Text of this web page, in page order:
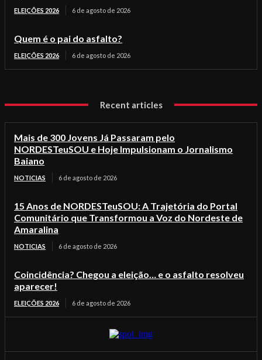
ELEIÇÕES 2026 6 de agosto de 2026
Quem é o pai do asfalto?
ELEIÇÕES 2026 6 de agosto de 2026
Recent articles
Mais de 300 Jovens Já Passaram pelo
NORDESTeuSOU e Hoje Impulsionam o Jornalismo
Baiano
NOTICIAS 6 de agosto de 2026
15 Anos de NORDESTeuSOU: A Trajetória do Portal
Comunitário que Transformou a Voz do Nordeste de
Amaralina
NOTICIAS 6 de agosto de 2026
Coincidência? Chegou a eleição… e o asfalto resolveu
aparecer!
ELEIÇÕES 2026 6 de agosto de 2026